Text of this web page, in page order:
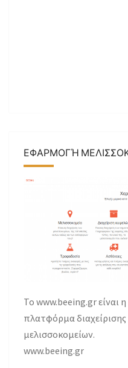
ΕΦΑΡΜΟΓΉ
Το www.beeing.gr είναι
πλατφόρμα
μελισσοκομείων.
www.beeing.gr